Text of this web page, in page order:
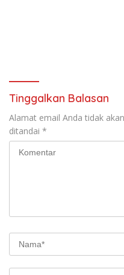
Tinggalkan Balasan
Alamat email Anda tidak
ditandai *